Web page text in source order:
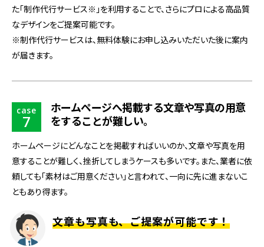
た「制作代行サービス※」を利用することで、さらにプロによる高品質
なデザインをご提案可能です。
※制作代行サービスは、無料体験にお申し込みいただいた後に案内
が届きます。
case
7
ホームページへ掲載する文章や写真の用意
をすることが難しい。
ホームページにどんなことを掲載すればいいのか、文章や写真を用
意することが難しく、挫折してしまうケースも多いです。また、業者に依
頼しても「素材はご用意ください」と言われて、一向に先に進まないこ
ともあり得ます。
文章も写真も、ご提案が可能です！